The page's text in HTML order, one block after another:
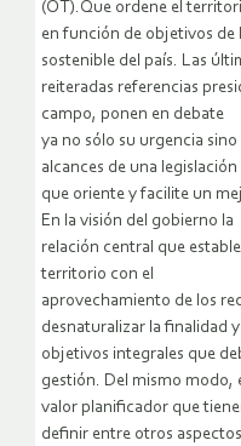
(OT).Que ordene el
en función de objetivos de
sostenible del país. Las
reiteradas referencias
campo, ponen en debate
ya no sólo su urgencia
alcances de una legislación
que oriente y facilite un
En la visión del gobierno la
relación central que
territorio con el
aprovechamiento de los
desnaturalizar la finalidad y
objetivos integrales que
gestión. Del mismo modo,
valor planificador que
definir entre otros aspectos